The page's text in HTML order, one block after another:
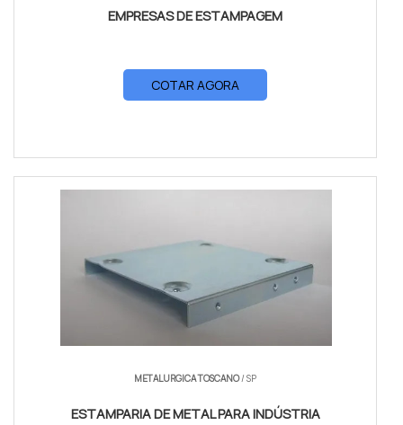
EMPRESAS DE ESTAMPAGEM
COTAR AGORA
METALURGICA TOSCANO/ SP
ESTAMPARIA DE METAL PARA INDÚSTRIA